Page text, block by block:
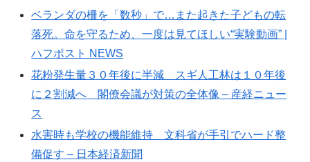
ベランダの柵を「数秒」で…また起きた子どもの転
落死。命を守るため、一度は見てほしい“実験動画” |
ハフポスト NEWS
花粉発生量３０年後に半減 スギ人工林は１０年後
に２割減へ 閣僚会議が対策の全体像 – 産経ニュー
ス
水害時も学校の機能維持 文科省が手引でハード整
備促す – 日本経済新聞